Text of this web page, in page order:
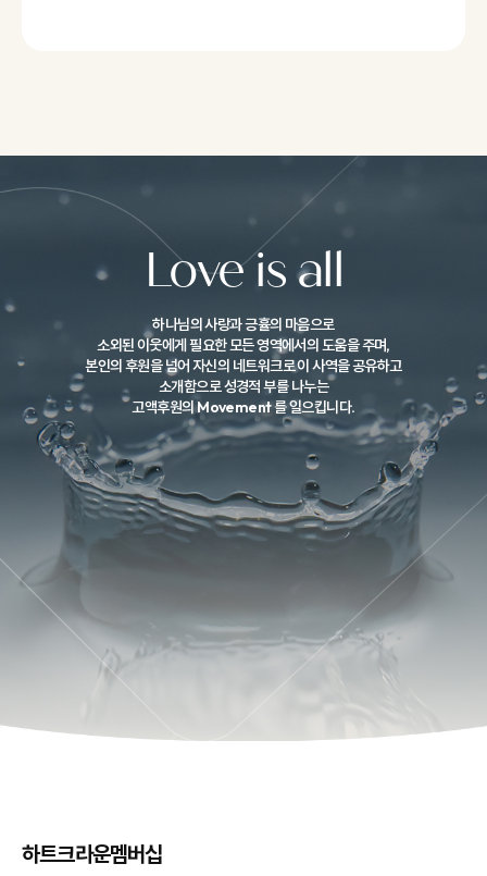
Love is all
하나님의 사랑과 긍휼의 마음으로
소외된 이웃에게 필요한 모든 영역에서의 도움을 주며,
본인의 후원을 넘어 자신의 네트워크로 이 사역을 공유하고
소개함으로성경적 부를 나누는
고액후원의 Movement 를 일으킵니다.
하트크라운멤버십